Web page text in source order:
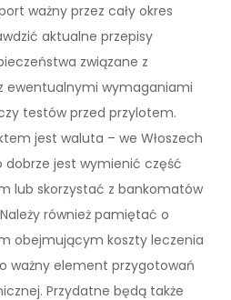
ważny przez cały okres
aktualne przepisy
związane z
ewentualnymi wymaganiami
testów przed przylotem.
jest waluta – we Włoszech
dobrze jest wymienić część
lub skorzystać z bankomatów
również pamiętać o
obejmującym koszty leczenia
ważny element przygotowań
Przydatne będą także